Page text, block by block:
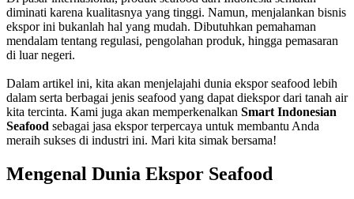
diminati karena kualitasnya yang tinggi. Namun, menjalankan bisnis
ekspor ini bukanlah hal yang mudah. Dibutuhkan pemahaman
mendalam tentang regulasi, pengolahan produk, hingga pemasaran
di luar negeri.
Dalam artikel ini, kita akan menjelajahi dunia ekspor seafood lebih
dalam serta berbagai jenis seafood yang dapat diekspor dari tanah air
kita tercinta. Kami juga akan memperkenalkan Smart Indonesian
Seafood sebagai jasa ekspor terpercaya untuk membantu Anda
meraih sukses di industri ini. Mari kita simak bersama!
Mengenal Dunia Ekspor Seafood